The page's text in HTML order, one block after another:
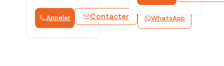
Appeler Contacter WhatsApp